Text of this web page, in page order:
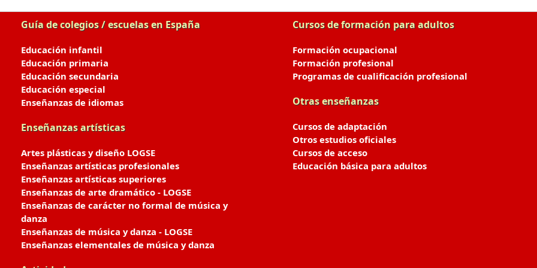
Guía de colegios / escuelas en España
Educación infantil
Educación primaria
Educación secundaria
Educación especial
Enseñanzas de idiomas
Enseñanzas artísticas
Artes plásticas y diseño LOGSE
Enseñanzas artísticas profesionales
Enseñanzas artísticas superiores
Enseñanzas de arte dramático - LOGSE
Enseñanzas de carácter no formal de música y
danza
Enseñanzas de música y danza - LOGSE
Enseñanzas elementales de música y danza
Cursos de formación para adultos
Formación ocupacional
Formación profesional
Programas de cualificación profesional
Otras enseñanzas
Cursos de adaptación
Otros estudios oficiales
Cursos de acceso
Educación básica para adultos